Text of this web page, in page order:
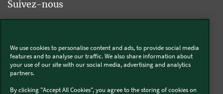
Suivez-nous
Thermomix®
We use cookies to personalise content and ads, to provide social media
features and to analyse our traffic. We also share information about
your use of our site with our social media, advertising and analytics
partners.
By clicking "Accept All Cookies", you agree to the storing of cookies on